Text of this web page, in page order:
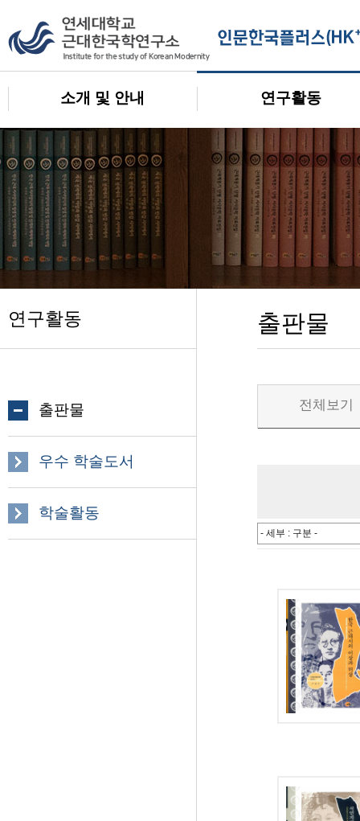
소개 및 안내 연구활동
연구활동
출판물
우수 학술도서
학술활동
출판물
전체보기